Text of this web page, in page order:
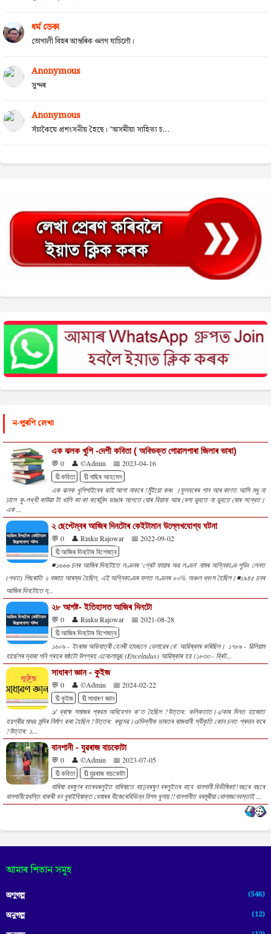
ধৰ্ম ডেকা
ভোগালী বিহুৰ আন্তৰিক ওলগ যাচিলোঁ।
Anonymous
সুন্দৰ
Anonymous
সঁচাকৈয়ে প্ৰশংসনীয় হৈছে। "অসমীয়া সাহিত্য চ...
ন-পুৰণি লেখা
এক ঝলক খুশি -দেশী কবিতা ( অবিভক্ত গোৱালপাৰা জিলাৰ ভাষা)
💬 0 👤 ©Admin
📅 2023-04-16
🔖কবিতা
🔖নাছিৰ আহমেদ
এক ঝলক খুশিপাইবেৰ কাই আশা নাকৰে !মুঁইয়ো কৰং ।ফুলবৰেৰ গান আৰ কাণত আসি মধু না
ঢালে কু-লখ্খী কাউৱা টা খালি কা কা কৰেনিন্দ ভাঙাৰ আগতে ঘোৰ বিয়ানা আৰ বেলা ডুবতে না ডুবতে ঘোৰ সন্ধেত।
এক ...
২ ছেপ্টেম্বৰ আজিৰ দিনটোৰ কেইটামান উল্লেখযোগ্য ঘটনা
💬 0 👤 Rinku Rajowar
📅 2022-09-02
🔖আজিৰ দিনটোৰ বিশেষত্ব
◾১৬৬৬ চনৰ আজিৰ দিনটোতে লণ্ডনৰ 'গ্ৰেট ফায়াৰ অৱ লণ্ডন' নামৰ অগ্নিকাণ্ড পুডিং লেনত
(পথত) পিছৰাতি ২ বজাত আৰম্ভ হৈছিল, এই অগ্নিকাণ্ডৰ ফলত লণ্ডনৰ ৮০% অঞ্চল ধ্বংস হৈছিল।◾১৯৪৫ চনৰ
আজিৰ দিনটোতে দ্...
২৮ আগষ্ট- ইতিহাসত আজিৰ দিনটো
💬 0 👤 Rinku Rajowar
📅 2021-08-28
🔖আজিৰ দিনটোৰ বিশেষত্ব
১৬০৯ - ইংৰাজ অভিযাত্ৰী হেনৰী হাডছনে ডেলাৱেৰ বে' আৱিষ্কাৰ কৰিছিল। ১৭৮৯ - ৱিলিয়াম
হাৰ্ছেলৰ দ্বাৰা শনি গ্ৰহৰ ষষ্ঠটো উপগ্ৰহ এনেচলাডুছ (Enceladus) আৱিষ্কাৰ হয়।১৮৩৩ - ব্ৰিট...
সাধাৰণ জ্ঞান - কুইজ
💬 0 👤 ©Admin
📅 2024-02-22
🔖কুইজ
🔖সাধাৰণ জ্ঞান
১/ ব্ৰাহ্ম সমাজৰ প্ৰথম অধিবেশন ক’ত হৈছিল ?উত্তৰ: কলিকতাত।২/কাৰ দিনত হাজোত
হয়গ্ৰীৱ মাধৱ মন্দিৰ নিৰ্মাণ কৰা হৈছিল ?উত্তৰ: ৰঘূদেৱ।৩/দিল্লীক ভাৰতৰ ৰাজধানী স্বীকৃতি কোন চনত প্ৰদান কৰে
?উত্তৰ: ১...
বানপানী - যুৱৰাজ বাচকোটা
💬 0 👤 ©Admin
📅 2023-07-05
🔖কবিতা
🔖যুৱৰাজ বাচকোটা
বাৰিষা বৰষুণৰ বতৰবৰলুইত বাৰিষাতে বাঢ়েবৰষুণ বৰলুইতৰ বাবে বানপানী বিভীষিকা!!বছৰে বছৰে
বানপানীয়েবস্তি বাকৰী বন বুৰাইবিষাক্ত বেমাৰৰ বীজেৰেবিভিন্ন বিপদ বুলায় !!বানপানীত বৰমূৰীয়া বোলাজনেবস্তাই ...
আমাৰ শিতান সমূহ
অণুগল্প (546)
অনুগল্প (12)